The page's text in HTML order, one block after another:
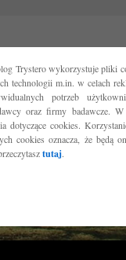
Trystero wykorzystuje pliki
technologii m.in. w celach
potrzeb
oraz firmy badawcze.
dotyczące cookies.
cookies oznacza, że będą
tutaj.